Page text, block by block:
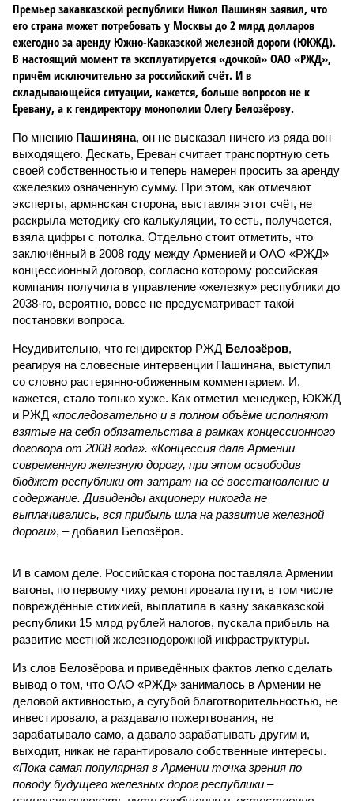
Премьер закавказской республики Никол Пашинян заявил, что
его страна может потребовать у Москвы до 2 млрд долларов
ежегодно за аренду Южно-Кавказской железной дороги (ЮКЖД).
В настоящий момент та эксплуатируется «дочкой» ОАО «РЖД»,
причём исключительно за российский счёт. И в
складывающейся ситуации, кажется, больше вопросов не к
Еревану, а к гендиректору монополии Олегу Белозёрову.
По мнению Пашиняна, он не высказал ничего из ряда вон
выходящего. Дескать, Ереван считает транспортную сеть
своей собственностью и теперь намерен просить за аренду
«железки» означенную сумму. При этом, как отмечают
эксперты, армянская сторона, выставляя этот счёт, не
раскрыла методику его калькуляции, то есть, получается,
взяла цифры с потолка. Отдельно стоит отметить, что
заключённый в 2008 году между Арменией и ОАО «РЖД»
концессионный договор, согласно которому российская
компания получила в управление «железку» республики до
2038-го, вероятно, вовсе не предусматривает такой
постановки вопроса.
Неудивительно, что гендиректор РЖД Белозёров,
реагируя на словесные интервенции Пашиняна, выступил
со словно растерянно-обиженным комментарием. И,
кажется, стало только хуже. Как отметил менеджер, ЮКЖД
и РЖД «последовательно и в полном объёме исполняют
взятые на себя обязательства в рамках концессионного
договора от 2008 года». «Концессия дала Армении
современную железную дорогу, при этом освободив
бюджет республики от затрат на её восстановление и
содержание. Дивиденды акционеру никогда не
выплачивались, вся прибыль шла на развитие железной
дороги», – добавил Белозёров.
И в самом деле. Российская сторона поставляла Армении
вагоны, по первому чиху ремонтировала пути, в том числе
повреждённые стихией, выплатила в казну закавказской
республики 15 млрд рублей налогов, пускала прибыль на
развитие местной железнодорожной инфраструктуры.
Из слов Белозёрова и приведённых фактов легко сделать
вывод о том, что ОАО «РЖД» занималось в Армении не
деловой активностью, а сугубой благотворительностью, не
инвестировало, а раздавало пожертвования, не
зарабатывало само, а давало зарабатывать другим и,
выходит, никак не гарантировало собственные интересы.
«Пока самая популярная в Армении точка зрения по
поводу будущего железных дорог рес­публики –